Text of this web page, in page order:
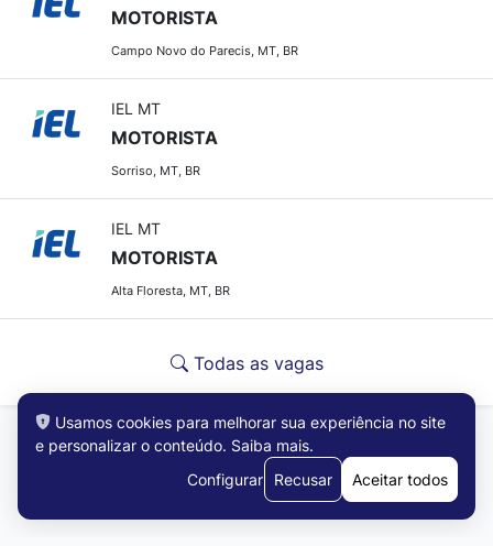
MOTORISTA
Campo Novo do Parecis, MT, BR
IEL MT
MOTORISTA
Sorriso, MT, BR
IEL MT
MOTORISTA
Alta Floresta, MT, BR
Todas as vagas
Usamos cookies para melhorar sua experiência no site
e personalizar o conteúdo. Saiba mais.
Configurar
Recusar Aceitar todos